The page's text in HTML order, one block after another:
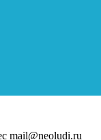
mail@neoludi.ru